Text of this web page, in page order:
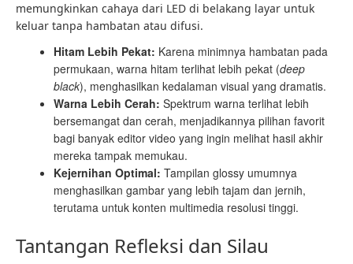
memungkinkan cahaya dari LED di belakang layar untuk
keluar tanpa hambatan atau difusi.
Hitam Lebih Pekat: Karena minimnya hambatan pada
permukaan, warna hitam terlihat lebih pekat (deep
black), menghasilkan kedalaman visual yang dramatis.
Warna Lebih Cerah: Spektrum warna terlihat lebih
bersemangat dan cerah, menjadikannya pilihan favorit
bagi banyak editor video yang ingin melihat hasil akhir
mereka tampak memukau.
Kejernihan Optimal: Tampilan glossy umumnya
menghasilkan gambar yang lebih tajam dan jernih,
terutama untuk konten multimedia resolusi tinggi.
Tantangan Refleksi dan Silau